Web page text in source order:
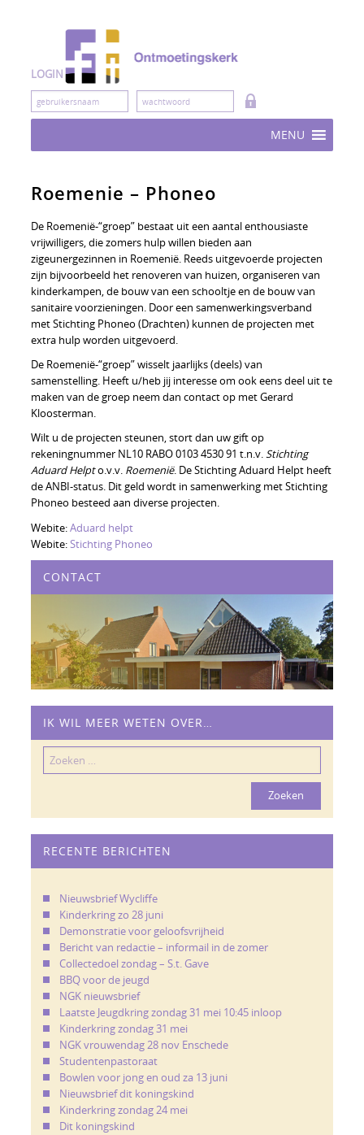
LOGIN
MENU
Roemenie – Phoneo
De Roemenië-“groep” bestaat uit een aantal enthousiaste
vrijwilligers, die zomers hulp willen bieden aan
zigeunergezinnen in Roemenië. Reeds uitgevoerde projecten
zijn bijvoorbeeld het renoveren van huizen, organiseren van
kinderkampen, de bouw van een schooltje en de bouw van
sanitaire voorzieningen. Door een samenwerkingsverband
met Stichting Phoneo (Drachten) kunnen de projecten met
extra hulp worden uitgevoerd.
De Roemenië-“groep” wisselt jaarlijks (deels) van
samenstelling. Heeft u/heb jij interesse om ook eens deel uit te
maken van de groep neem dan contact op met Gerard
Kloosterman.
Wilt u de projecten steunen, stort dan uw gift op
rekeningnummer NL10 RABO 0103 4530 91 t.n.v.Stichting
Aduard Helpto.v.v. Roemenië. De Stichting Aduard Helpt heeft
de ANBI-status. Dit geld wordt in samenwerking met Stichting
Phoneo besteed aan diverse projecten.
Webite:Aduard helpt
Webite:Stichting Phoneo
CONTACT
IK WIL MEER WETEN OVER…
Zoeken
naar:
RECENTE BERICHTEN
Nieuwsbrief Wycliffe
Kinderkring zo 28 juni
Demonstratie voor geloofsvrijheid
Bericht van redactie – informail in de zomer
Collectedoel zondag – S.t. Gave
BBQ voor de jeugd
NGK nieuwsbrief
Laatste Jeugdkring zondag 31 mei 10:45 inloop
Kinderkring zondag 31 mei
NGK vrouwendag 28 nov Enschede
Studentenpastoraat
Bowlen voor jong en oud za 13 juni
Nieuwsbrief dit koningskind
Kinderkring zondag 24 mei
Dit koningskind